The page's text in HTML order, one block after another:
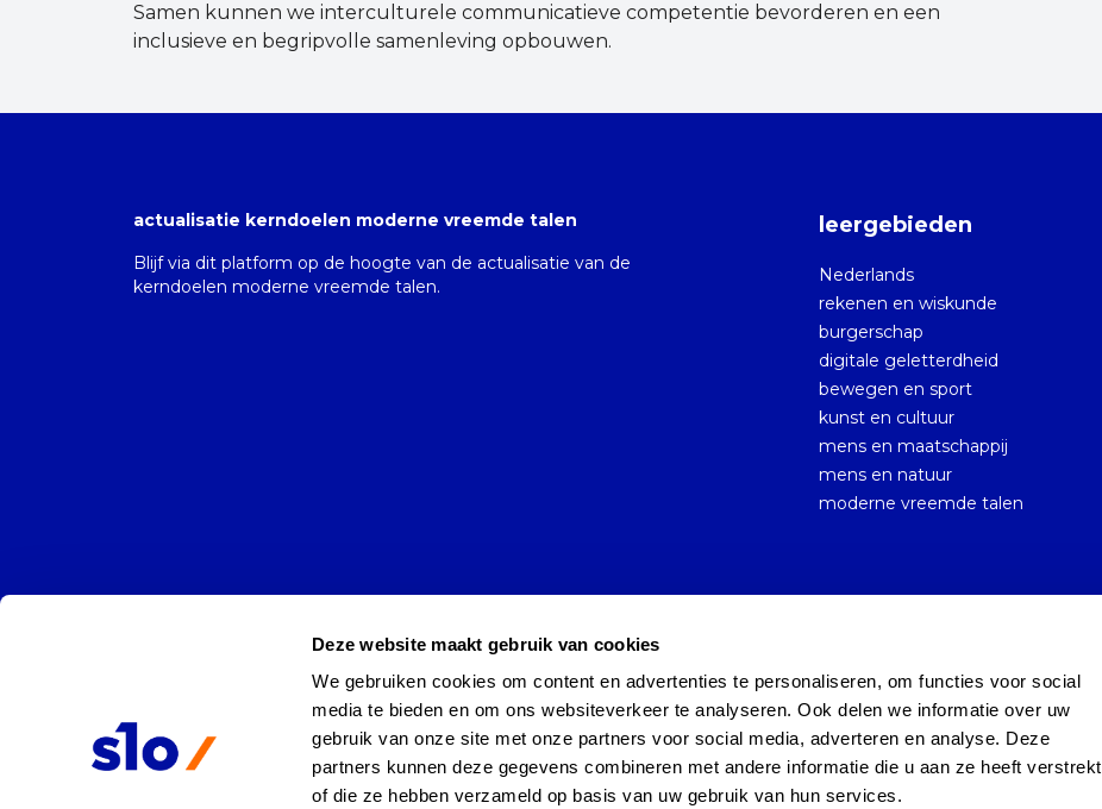
Deze website maakt gebruik van cookies
We gebruiken cookies om content en advertenties te personaliseren, om functies voor social
media te bieden en om ons websiteverkeer te analyseren. Ook delen we informatie over uw
gebruik van onze site met onze partners voor social media, adverteren en analyse. Deze
partners kunnen deze gegevens combineren met andere informatie die u aan ze heeft verstrekt
of die ze hebben verzameld op basis van uw gebruik van hun services.
Samen kunnen we interculturele communicatieve competentie bevorderen en een
inclusieve en begripvolle samenleving opbouwen.
actualisatie kerndoelen moderne vreemde talen
Blijf via dit platform op de hoogte van de actualisatie van de
kerndoelen moderne vreemde talen.
leergebieden
Nederlands
rekenen en wiskunde
burgerschap
digitale geletterdheid
bewegen en sport
kunst en cultuur
mens en maatschappij
mens en natuur
moderne vreemde talen
Cookies SitemapPersoonsgegevens en privacy